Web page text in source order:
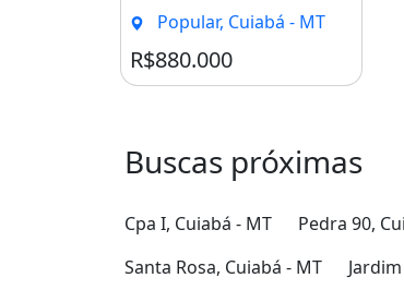
Popular, Cuiabá - MT
R$880.000
Buscas próximas
Cpa I, Cuiabá - MT Pedra 90,
Santa Rosa, Cuiabá - MT